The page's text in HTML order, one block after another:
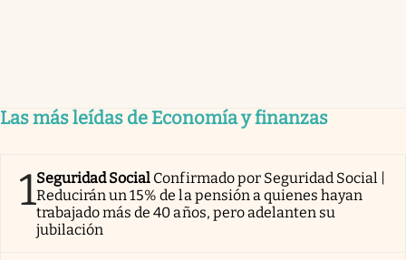
Las más leídas de Economía y finanzas
1Seguridad Social Confirmado por Seguridad Social |
Reducirán un 15% de la pensión a quienes hayan
trabajado más de 40 años, pero adelanten su
jubilación